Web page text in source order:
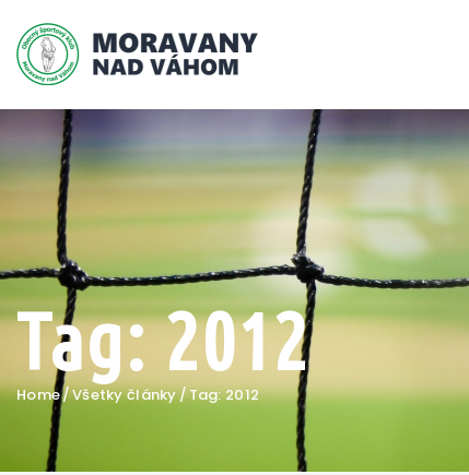
Tag: 2012
Home Všetky články Tag: 2012